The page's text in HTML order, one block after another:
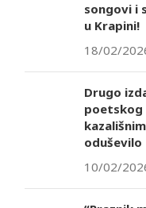
songovi i
u Krapini!
18/02/
Drugo
poetskog
oduševilo
10/02/